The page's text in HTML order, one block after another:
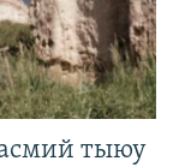
тыюу